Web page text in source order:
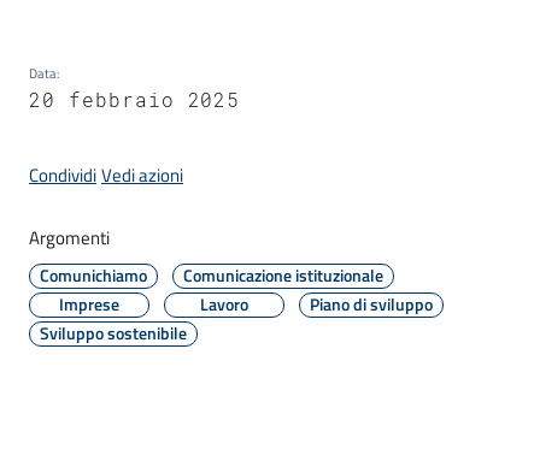
il
Comune
C
e
r
t
Data:
20 febbraio 2025
CondividiVedi azioni
Argomenti
Comunichiamo
Comunicazione istituzionale
Imprese
Lavoro
Piano di sviluppo
Sviluppo sostenibile